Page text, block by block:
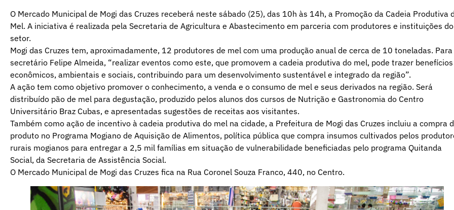
O Mercado Municipal de Mogi das Cruzes receberá neste sábado (25), das 10h às 14h, a Promoção da Cadeia Produtiva
Mel. A iniciativa é realizada pela Secretaria de Agricultura e Abastecimento em parceria com produtores e instituições do
setor.
Mogi das Cruzes tem, aproximadamente, 12 produtores de mel com uma produção anual de cerca de 10 toneladas. Para
secretário Felipe Almeida, “realizar eventos como este, que promovem a cadeia produtiva do mel, pode trazer benefícios
econômicos, ambientais e sociais, contribuindo para um desenvolvimento sustentável e integrado da região”.
A ação tem como objetivo promover o conhecimento, a venda e o consumo de mel e seus derivados na região. Será
distribuído pão de mel para degustação, produzido pelos alunos dos cursos de Nutrição e Gastronomia do Centro
Universitário Braz Cubas, e apresentadas sugestões de receitas aos visitantes.
Também como ação de incentivo à cadeia produtiva do mel na cidade, a Prefeitura de Mogi das Cruzes incluiu a compra
produto no Programa Mogiano de Aquisição de Alimentos, política pública que compra insumos cultivados pelos
rurais mogianos para entregar a 2,5 mil famílias em situação de vulnerabilidade beneficiadas pelo programa Quitanda
Social, da Secretaria de Assistência Social.
O Mercado Municipal de Mogi das Cruzes fica na Rua Coronel Souza Franco, 440, no Centro.